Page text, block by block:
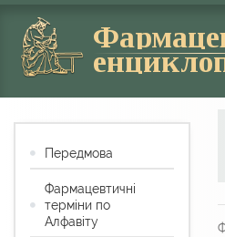
Передмова
Фармацевтичні
терміни по
Алфавіту